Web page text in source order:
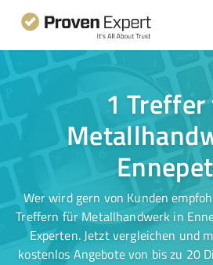
1
Wer wird gern von Kunden
Treffern für Metallhandwerk in
Experten. Jetzt vergleichen und
kostenlos Angebote von bis zu 20